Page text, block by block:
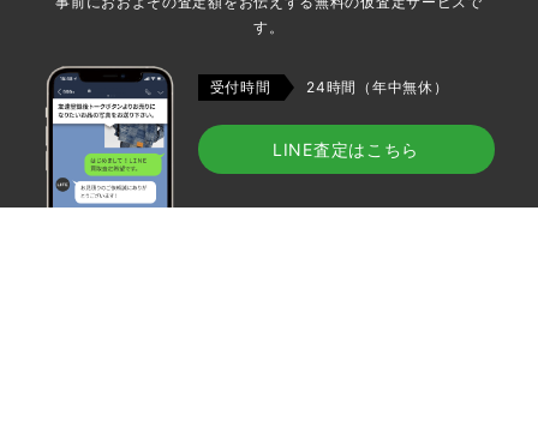
す。
受付時間 24時間（年中無休）
LINE査定はこちら